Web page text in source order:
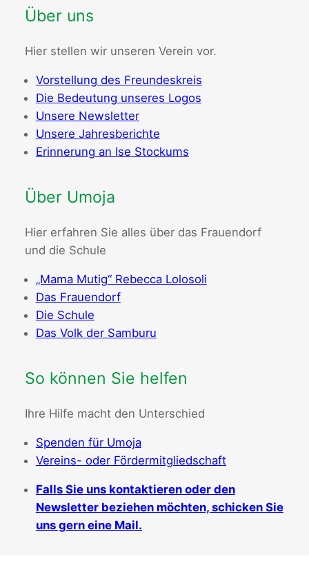
Über uns
Hier stellen wir unseren Verein vor.
Vorstellung des Freundeskreis
Die Bedeutung unseres Logos
Unsere Newsletter
Unsere Jahresberichte
Erinnerung an Ise Stockums
Über Umoja
Hier erfahren Sie alles über das Frauendorf
und die Schule
„Mama Mutig“ Rebecca Lolosoli
Das Frauendorf
Die Schule
Das Volk der Samburu
So können Sie helfen
Ihre Hilfe macht den Unterschied
Spenden für Umoja
Vereins- oder Fördermitgliedschaft
Falls Sie uns kontaktieren oder den
Newsletter beziehen möchten, schicken Sie
uns gern eine Mail.